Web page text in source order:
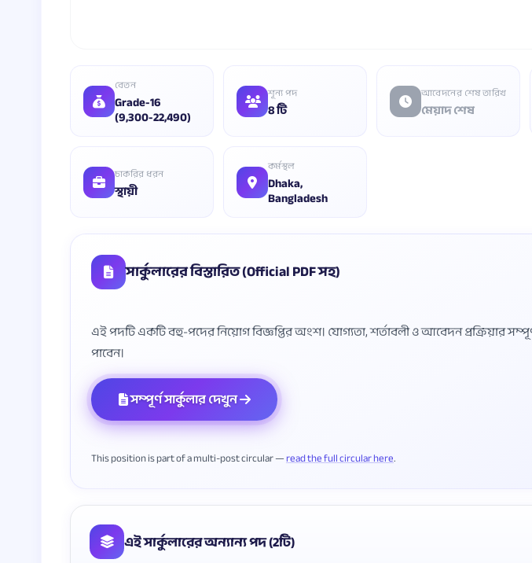
বেতন
Grade-16
(9,300-22,490)
শূন্য পদ
8 টি
আবেদনের শেষ তারিখ
মেয়াদ শেষ
চাকরির ধরন
স্থায়ী
কর্মস্থল
Dhaka,
Bangladesh
সার্কুলারের বিস্তারিত (Official PDF সহ)
এই পদটি একটি বহু-পদের নিয়োগ বিজ্ঞপ্তির অংশ। যোগ্যতা, শর্তাবলী ও আবেদন প্রক্রিয়ার
সম্পূর্ণ সার্কুলার দেখুন
This position is part of a multi-post circular —read the full circular here
এই সার্কুলারের অন্যান্য পদ (2টি)